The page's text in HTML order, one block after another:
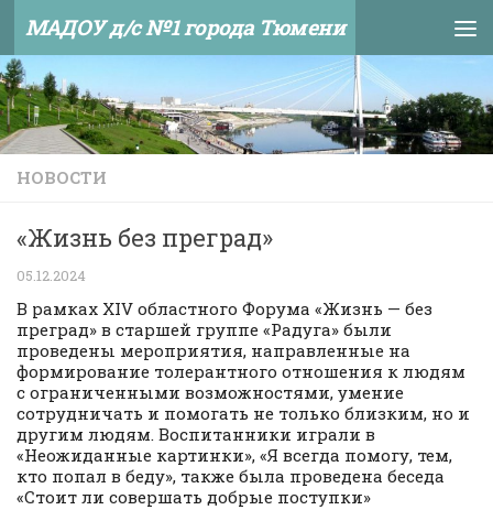
Skip to content
МАДОУ д/с №1 города Тюмени
НОВОСТИ
«Жизнь без преград»
05.12.2024
В рамках XIV областного Форума «Жизнь — без
преград» в старшей группе «Радуга» были
проведены мероприятия, направленные на
формирование толерантного отношения к людям
с ограниченными возможностями, умение
сотрудничать и помогать не только близким, но и
другим людям. Воспитанники играли в
«Неожиданные картинки», «Я всегда помогу, тем,
кто попал в беду», также была проведена беседа
«Стоит ли совершать добрые поступки»